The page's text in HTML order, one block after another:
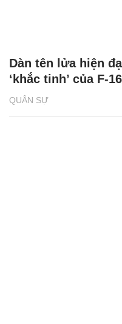
QUÂN SỰ
Dàn tên lửa hiện
‘khắc tinh’ của F-